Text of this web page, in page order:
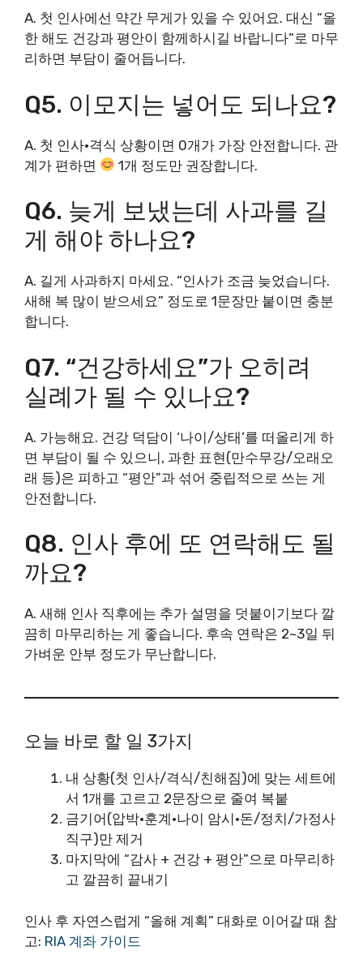
A. 첫 인사에선 약간 무게가 있을 수 있어요. 대신 “올
한 해도 건강과 평안이 함께하시길 바랍니다”로 마무
리하면 부담이 줄어듭니다.
Q5. 이모지는 넣어도 되나요?
A. 첫 인사·격식 상황이면 0개가 가장 안전합니다. 관
계가 편하면
1개 정도만 권장합니다.
Q6. 늦게 보냈는데 사과를 길
게 해야 하나요?
A. 길게 사과하지 마세요. “인사가 조금 늦었습니다.
새해 복 많이 받으세요” 정도로 1문장만 붙이면 충분
합니다.
Q7. “건강하세요”가 오히려
실례가 될 수 있나요?
A. 가능해요. 건강 덕담이 ‘나이/상태’를 떠올리게 하
면 부담이 될 수 있으니, 과한 표현(만수무강/오래오
래 등)은 피하고 “평안”과 섞어 중립적으로 쓰는 게
안전합니다.
Q8. 인사 후에 또 연락해도 될
까요?
A. 새해 인사 직후에는 추가 설명을 덧붙이기보다 깔
끔히 마무리하는 게 좋습니다. 후속 연락은 2~3일 뒤
가벼운 안부 정도가 무난합니다.
오늘 바로 할 일 3가지
내 상황(첫 인사/격식/친해짐)에 맞는 세트에
서 1개를 고르고 2문장으로 줄여 복붙
금기어(압박·훈계·나이 암시·돈/정치/가정사
직구)만 제거
마지막에 “감사 + 건강 + 평안”으로 마무리하
고 깔끔히 끝내기
인사 후 자연스럽게 “올해 계획” 대화로 이어갈 때 참
고: RIA 계좌 가이드